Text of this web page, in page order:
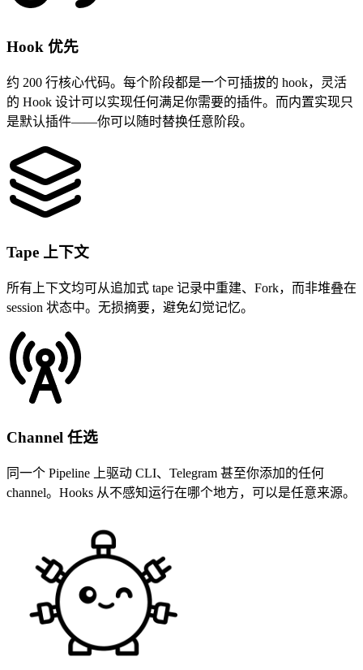
Hook 优先
约 200 行核心代码。每个阶段都是一个可插拔的 hook，灵活
的 Hook 设计可以实现任何满足你需要的插件。而内置实现只
是默认插件——你可以随时替换任意阶段。
Tape 上下文
所有上下文均可从追加式 tape 记录中重建、Fork，而非堆叠在
session 状态中。无损摘要，避免幻觉记忆。
Channel 任选
同一个 Pipeline 上驱动 CLI、Telegram 甚至你添加的任何
channel。Hooks 从不感知运行在哪个地方，可以是任意来源。